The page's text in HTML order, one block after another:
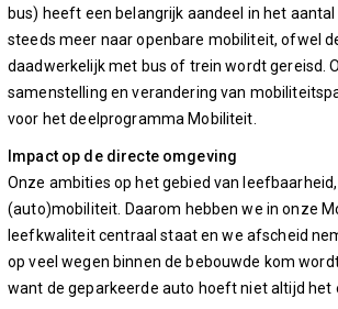
bus) heeft een belangrijk aandeel in het
steeds meer naar openbare mobiliteit, ofwel
daadwerkelijk met bus of trein wordt gereisd.
samenstelling en verandering van
voor het deelprogramma Mobiliteit.
Impact op de directe omgeving
Onze ambities op het gebied van
(auto)mobiliteit. Daarom hebben we in onze
leefkwaliteit centraal staat en we afscheid
op veel wegen binnen de bebouwde kom
want de geparkeerde auto hoeft niet altijd het